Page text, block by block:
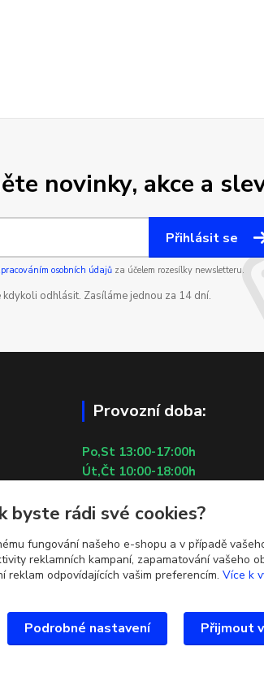
novinky, akce a
Přihlásit se
osobních údajůza účelem rozesílky newsletteru.
kdykoli odhlásit. Zasíláme jednou za 14 dní.
Provozní doba:
Po,St 13:00-17:00h
Út,Čt 10:00-18:00h
So,Ne ZAVŘENO
byste rádi své cookies?
fungování našeho e-shopu a v případě
reklamních kampaní, zapamatování vašeho
reklam odpovídajících vašim preferencím. Více k
Podrobné nastavení Přijmout